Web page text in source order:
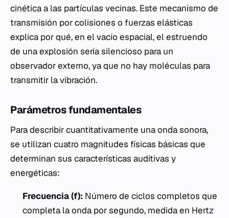
cinéticaa las partículas vecinas. Este mecanismo de
transmisión por colisiones o fuerzas elásticas
explica por qué, en el vacío espacial, el estruendo
de una explosión sería silencioso para un
observador externo, ya que no hay moléculas para
transmitir la vibración.
Parámetros fundamentales
Para describir cuantitativamente una onda sonora,
se utilizan cuatro magnitudes físicas básicas que
determinan sus características auditivas y
energéticas:
Frecuencia (f): Número de ciclos completos que
completa la onda por segundo, medida en Hertz